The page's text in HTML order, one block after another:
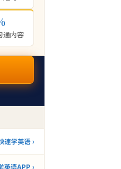
通内容
速学英语 ›
英语APP ›